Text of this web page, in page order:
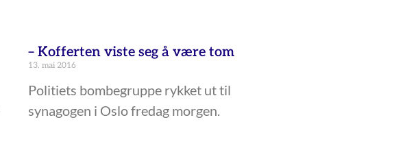
– Kofferten viste seg å være tom
13. mai 2016
Politiets bombegruppe rykket ut til
synagogen i Oslo fredag morgen.